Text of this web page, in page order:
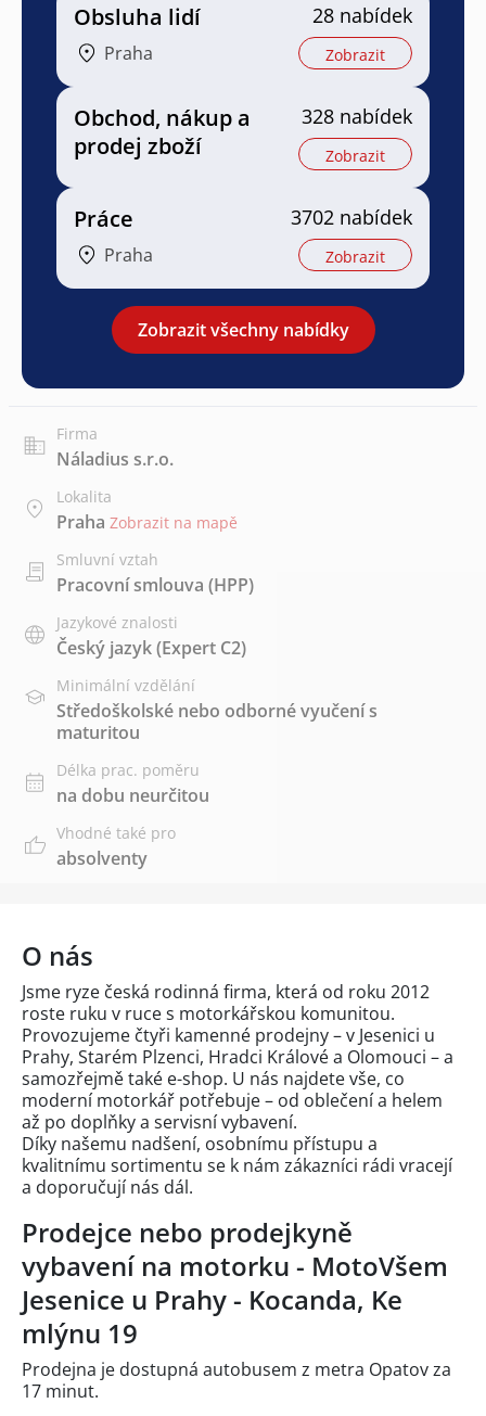
Obsluha lidí
Praha
28 nabídek
Zobrazit
Obchod, nákup a
prodej zboží
328 nabídek
Zobrazit
Práce
Praha
3702 nabídek
Zobrazit
Zobrazit všechny nabídky
Firma
Náladius s.r.o.
Lokalita
Praha Zobrazit na mapě
Smluvní vztah
Pracovní smlouva (HPP)
Jazykové znalosti
Český jazyk(Expert C2)
Minimální vzdělání
Středoškolské nebo odborné vyučení s
maturitou
Délka prac. poměru
na dobu neurčitou
Vhodné také pro
absolventy
O nás
Jsme ryze česká rodinná firma, která od roku 2012
roste ruku v ruce s motorkářskou komunitou.
Provozujeme čtyři kamenné prodejny – v Jesenici u
Prahy, Starém Plzenci, Hradci Králové a Olomouci – a
samozřejmě také e-shop. U nás najdete vše, co
moderní motorkář potřebuje – od oblečení a helem
až po doplňky a servisní vybavení.
Díky našemu nadšení, osobnímu přístupu a
kvalitnímu sortimentu se k nám zákazníci rádi vracejí
a doporučují nás dál.
Prodejce nebo prodejkyně
vybavení na motorku - MotoVšem
Jesenice u Prahy - Kocanda, Ke
mlýnu 19
Prodejna je dostupná autobusem z metra Opatov za
17 minut.